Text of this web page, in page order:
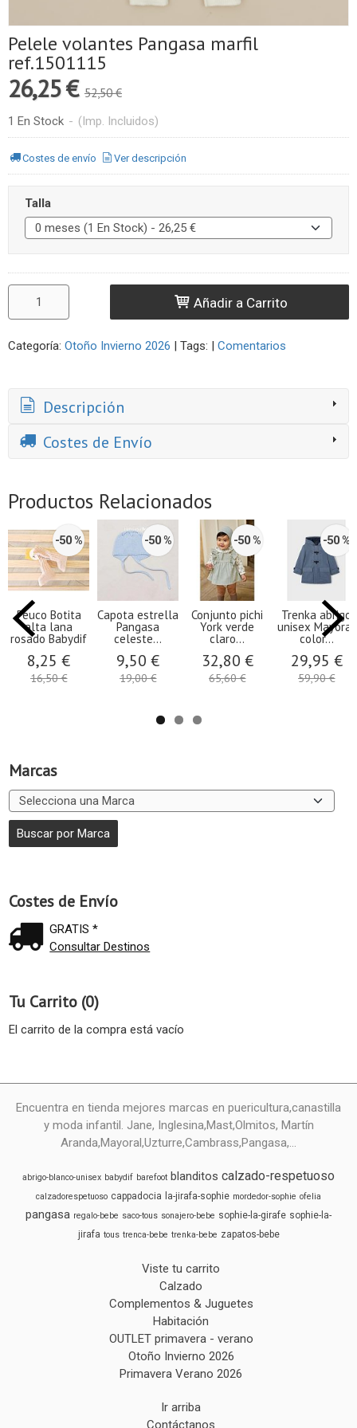
Marcas
Costes de Envío
GRATIS *
Consultar Destinos
Tu Carrito (0)
El carrito de la compra está vacío
Pelele volantes Pangasa marfil
ref.1501115
26,25 € 52,50 €
1 En Stock - (Imp. Incluidos)
Costes de envío Ver descripción
Talla
Añadir a Carrito
Categoría: Otoño Invierno 2026 Tags: Comentarios
Descripción
Costes de Envío
Productos Relacionados
-50 %
Peuco Botita
alta lana
rosado Babydif
8,25 €
16,50 €
-50 %
Capota estrella
Pangasa
celeste...
9,50 €
19,00 €
-50 %
Conjunto pichi
York verde
claro...
32,80 €
65,60 €
-50 %
Trenka abrigo
unisex Mayoral
color...
29,95 €
59,90 €
Encuentra en tienda mejores marcas en puericultura,canastilla
y moda infantil. Jane, Inglesina,Mast,Olmitos, Martín
Aranda,Mayoral,Uzturre,Cambrass,Pangasa,...
abrigo-blanco-unisex babydif barefoot blanditos calzado-respetuoso
calzadorespetuoso cappadocia la-jirafa-sophie mordedor-sophie ofelia
pangasa regalo-bebe saco-tous sonajero-bebe sophie-la-girafe sophie-la-
jirafa tous trenca-bebe trenka-bebe zapatos-bebe
Viste tu carrito
Calzado
Complementos & Juguetes
Habitación
OUTLET primavera - verano
Otoño Invierno 2026
Primavera Verano 2026
Ir arriba
Contáctanos